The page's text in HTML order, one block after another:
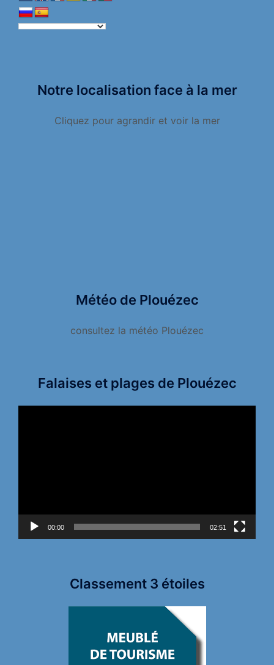
Notre localisation face à la mer
Cliquez pour agrandir et voir la mer
Météo de Plouézec
consultez la météo Plouézec
Falaises et plages de Plouézec
00:00 02:51
Classement 3 étoiles